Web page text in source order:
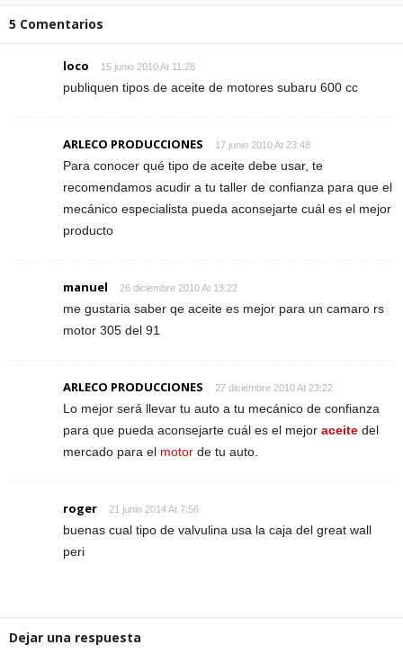
5 Comentarios
loco 15 junio 2010 At 11:28
publiquen tipos de aceite de motores subaru 600 cc
ARLECO PRODUCCIONES 17 junio 2010 At 23:48
Para conocer qué tipo de aceite debe usar, te
recomendamos acudir a tu taller de confianza para que el
mecánico especialista pueda aconsejarte cuál es el mejor
producto
manuel 26 diciembre 2010 At 13:22
me gustaria saber qe aceite es mejor para un camaro rs
motor 305 del 91
ARLECO PRODUCCIONES 27 diciembre 2010 At 23:22
Lo mejor será llevar tu auto a tu mecánico de confianza
para que pueda aconsejarte cuál es el mejor aceite del
mercado para el motor de tu auto.
roger 21 junio 2014 At 7:56
buenas cual tipo de valvulina usa la caja del great wall
peri
Dejar una respuesta